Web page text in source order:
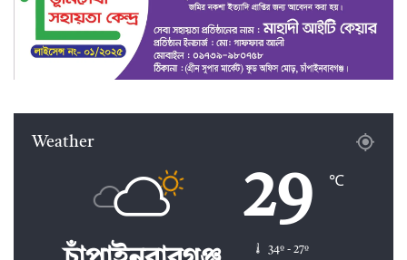
Weather
29 ℃
34º - 27º